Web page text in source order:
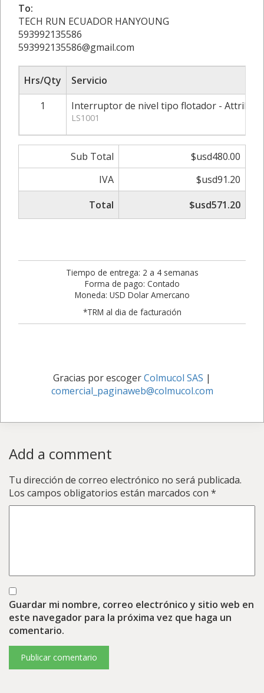
To:
TECH RUN ECUADOR HANYOUNG
‪593992135586‬
593992135586@gmail.com
Hrs/Qty
Servicio
1
Interruptor de nivel tipo flotador -
LS1001
Sub Total
$usd480.00
IVA
$usd91.20
Total
$usd571.20
Tiempo de entrega: 2 a 4 semanas
Forma de pago: Contado
Moneda: USD Dolar Amercano
*TRM al dia de facturación
Gracias por escogerColmucol SAS |
comercial_paginaweb@colmucol.com
Add a comment
Tu dirección de correo electrónico no será publicada.
Los campos obligatorios están marcados con *
Guardar mi nombre, correo electrónico y sitio web en
este navegador para la próxima vez que haga un
comentario.